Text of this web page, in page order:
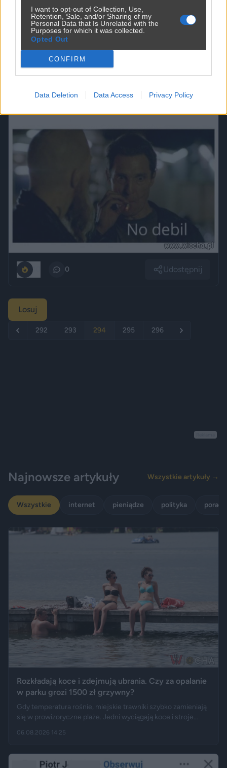
I want to opt-out of Collection, Use,
Retention, Sale, and/or Sharing of my
Personal Data that Is Unrelated with the
Purposes for which it was collected.
Opted Out
CONFIRM
Data Deletion Data Access Privacy Policy
No dokładnie
przezchuby1990— 4 miesiące temu
Kategoria: 😂Śmieszne
0 Udostępnij
Losuj
292 293 294 295 296
Najnowsze artykuły Wszystkie artykuły →
Wszystkie internet pieniądze polityka porady
Rozkładają koce i zdejmują ubrania. Czy za opalanie
w parku grozi 1500 zł grzywny?
Gdy temperatura rośnie, miejskie trawniki szybko zamieniają
się w prowizoryczne plaże. Jedni wyciągają koce i stroje
legalne. Jak opisują Gazeta.pl i „Rzeczpospolita”, samo
06.08.2026 14:25